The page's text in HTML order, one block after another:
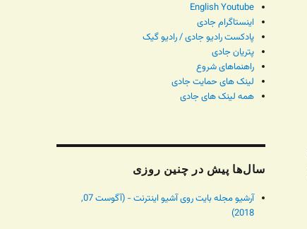
English Youtube
اینستاگرام جادی
پادکست رادیو جادی / رادیو گیک
پتریان جادی
راهنماهای شروع
لینک های حمایت جادی
همه لینک های جادی
سال‌ها پیش در چنین روزی
آرشیو مجله بایت روی آشیو اینترنت - (آگوست 07,
2018)